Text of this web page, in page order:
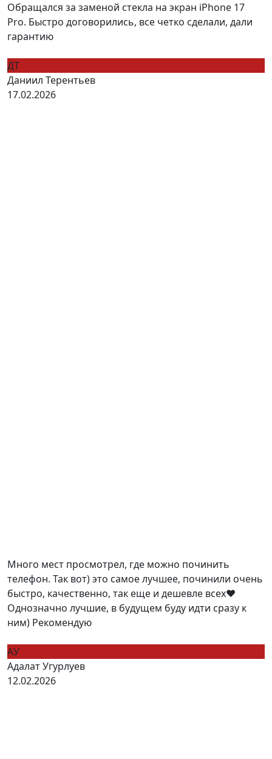
Обращался за заменой стекла на экран iPhone 17
Pro. Быстро договорились, все четко сделали, дали
гарантию
ДТ
Даниил Терентьев
17.02.2026
Много мест просмотрел, где можно починить
телефон. Так вот) это самое лучшее, починили очень
быстро, качественно, так еще и дешевле всех❤️
Однозначно лучшие, в будущем буду идти сразу к
ним) Рекомендую
АУ
Адалат Угурлуев
12.02.2026